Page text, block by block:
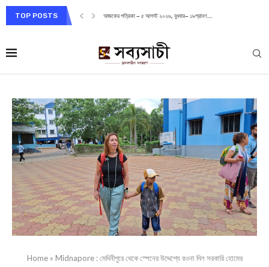
TOP POSTS আজকের পত্রিকা – ৫ আগস্ট ২০২৬, বুধবার– ১৯শ্রাবণ...
Home» Midnapore : মেদিনীপুরে থেকে স্পেনের উদ্দেশ্যে রওনা দিল সরকারি হোমের